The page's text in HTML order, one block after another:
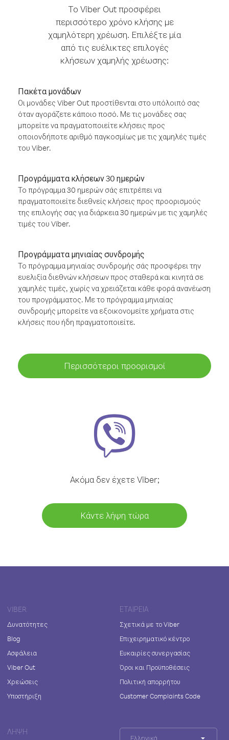
Το Viber Out προσφέρει
περισσότερο χρόνο κλήσης με
χαμηλότερη χρέωση. Επιλέξτε μία
από τις ευέλικτες επιλογές
κλήσεων χαμηλής χρέωσης:
Πακέτα μονάδων
Οι μονάδες Viber Out προστίθενται στο υπόλοιπό σας
όταν αγοράζετε κάποιο ποσό. Με τις μονάδες σας
μπορείτε να πραγματοποιείτε κλήσεις προς
οποιονδήποτε αριθμό παγκοσμίως με τις χαμηλές τιμές
του Viber.
Προγράμματα κλήσεων 30 ημερών
Το πρόγραμμα 30 ημερών σάς επιτρέπει να
πραγματοποιείτε διεθνείς κλήσεις προς προορισμούς
της επιλογής σας για διάρκεια 30 ημερών με τις χαμηλές
τιμές του Viber.
Προγράμματα μηνιαίας συνδρομής
Το πρόγραμμα μηνιαίας συνδρομής σάς προσφέρει την
ευελιξία διεθνών κλήσεων προς σταθερά και κινητά σε
χαμηλές τιμές, χωρίς να χρειάζεται κάθε φορά ανανέωση
του προγράμματος. Με το πρόγραμμα μηνιαίας
συνδρομής μπορείτε να εξοικονομείτε χρήματα στις
κλήσεις που ήδη πραγματοποιείτε.
Περισσότεροι προορισμοί
Ακόμα δεν έχετε Viber;
Κάντε λήψη τώρα
VIBER
Δυνατότητες
Blog
Ασφάλεια
Viber Out
Χρεώσεις
Υποστήριξη
ΕΤΑΙΡΕΊΑ
Σχετικά με το Viber
Επιχειρηματικό κέντρο
Ευκαιρίες συνεργασίας
Όροι και Προϋποθέσεις
Πολιτική απορρήτου
Customer Complaints Code
ΛΉΨΗ
Ελληνικά